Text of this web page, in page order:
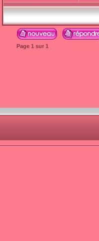
Page 1 sur 1